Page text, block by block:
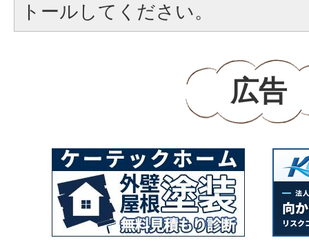
トールしてください。
広告